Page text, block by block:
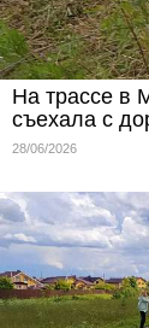
На трассе в
съехала с
28/06/2026